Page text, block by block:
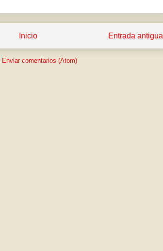
Entrada antigua
Inicio
Enviar comentarios (Atom)